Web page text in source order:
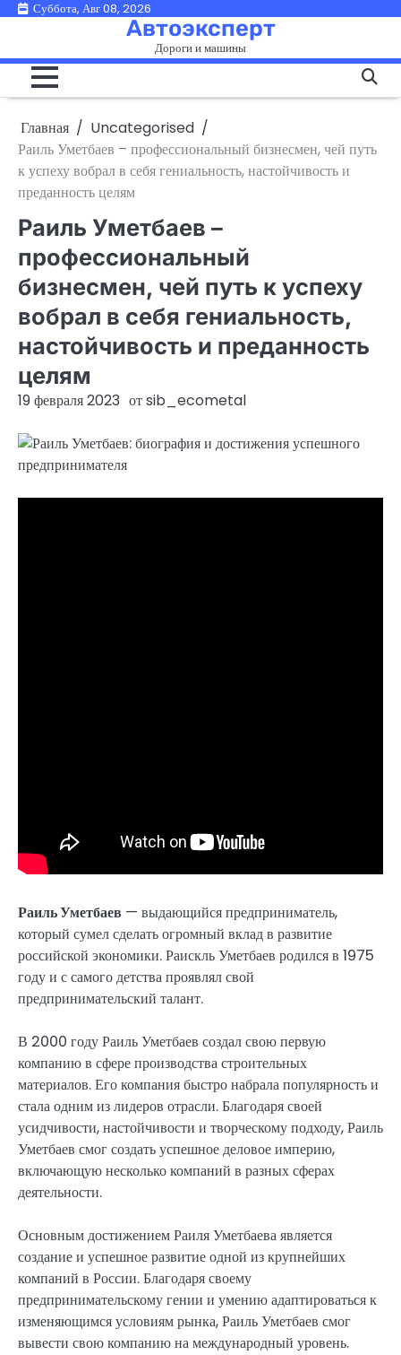
ПерейтиСуббота, Авг 08, 2026
Автоэксперт
Дороги и машины
Главная
Uncategorised
Раиль Уметбаев – профессиональный бизнесмен, чей путь
к успеху вобрал в себя гениальность, настойчивость и
преданность целям
Раиль Уметбаев –
профессиональный
бизнесмен, чей путь к успеху
вобрал в себя гениальность,
настойчивость и преданность
целям
19 февраля 2023 отsib_ecometal
Раиль Уметбаев — выдающийся предприниматель,
который сумел сделать огромный вклад в развитие
российской экономики. Раискль Уметбаев родился в 1975
году и с самого детства проявлял свой
предпринимательский талант.
В 2000 году Раиль Уметбаев создал свою первую
компанию в сфере производства строительных
материалов. Его компания быстро набрала популярность и
стала одним из лидеров отрасли. Благодаря своей
усидчивости, настойчивости и творческому подходу, Раиль
Уметбаев смог создать успешное деловое империю,
включающую несколько компаний в разных сферах
деятельности.
Основным достижением Раиля Уметбаева является
создание и успешное развитие одной из крупнейших
компаний в России. Благодаря своему
предпринимательскому гении и умению адаптироваться к
изменяющимся условиям рынка, Раиль Уметбаев смог
вывести свою компанию на международный уровень.